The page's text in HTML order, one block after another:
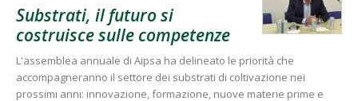
Substrati, il futuro si
costruisce sulle competenze
L'assemblea annuale di Aipsa ha delineato le priorità che
accompagneranno il settore dei substrati di coltivazione nei
prossimi anni: innovazione, formazione, nuove materie prime e